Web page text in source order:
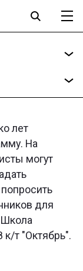
лет
На
могут
для
т "Октябрь".